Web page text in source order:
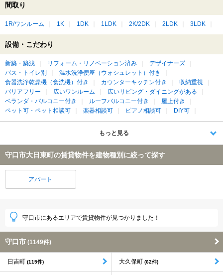
間取り
1R/ワンルーム 1K 1DK 1LDK 2K/2DK 2LDK 3LDK
設備・こだわり
新築・築浅 リフォーム・リノベーション済み
デザイナーズ
バス・トイレ別
温水洗浄便座（ウォシュレット）付き
食器洗浄乾燥機（食洗機）付き
カウンターキッチン付き
収納重視
バリアフリー
広いワンルーム
広いリビング・ダイニングがある
ベランダ・バルコニー付き
ルーフバルコニー付き
屋上付き
ペット可・ペット相談可
楽器相談可 ピアノ相談可 DIY可
もっと見る
守口市大日東町の賃貸物件を建物種別に絞って探す
アパート
守口市にあるエリアで賃貸物件が見つかりました！
守口市 (1149件)
日吉町 (115件) 大久保町 (62件)